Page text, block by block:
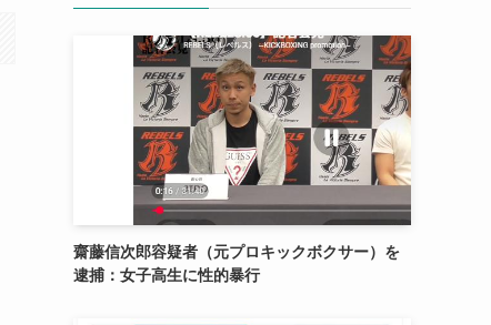
齋藤信次郎容疑者（元プロキックボクサー）を
逮捕：女子高生に性的暴行